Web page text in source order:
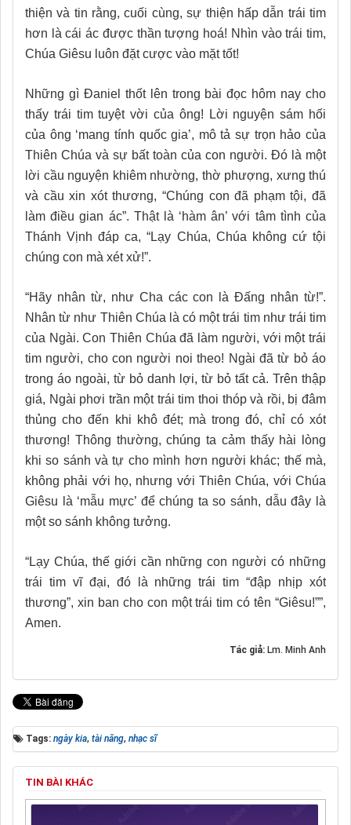
thiện và tin rằng, cuối cùng, sự thiện hấp dẫn trái tim
hơn là cái ác được thần tượng hoá! Nhìn vào trái tim,
Chúa Giêsu luôn đặt cược vào mặt tốt!
Những gì Đaniel thốt lên trong bài đọc hôm nay cho
thấy trái tim tuyệt vời của ông! Lời nguyện sám hối
của ông ‘mang tính quốc gia’, mô tả sự trọn hảo của
Thiên Chúa và sự bất toàn của con người. Đó là một
lời cầu nguyện khiêm nhường, thờ phượng, xưng thú
và cầu xin xót thương, “Chúng con đã phạm tội, đã
làm điều gian ác”. Thật là ‘hàm ân’ với tâm tình của
Thánh Vịnh đáp ca, “Lạy Chúa, Chúa không cứ tội
chúng con mà xét xử!”.
“Hãy nhân từ, như Cha các con là Ðấng nhân từ!”.
Nhân từ như Thiên Chúa là có một trái tim như trái tim
của Ngài. Con Thiên Chúa đã làm người, với một trái
tim người, cho con người noi theo! Ngài đã từ bỏ áo
trong áo ngoài, từ bỏ danh lợi, từ bỏ tất cả. Trên thập
giá, Ngài phơi trần một trái tim thoi thóp và rồi, bị đâm
thủng cho đến khi khô đét; mà trong đó, chỉ có xót
thương! Thông thường, chúng ta cảm thấy hài lòng
khi so sánh và tự cho mình hơn người khác; thế mà,
không phải với họ, nhưng với Thiên Chúa, với Chúa
Giêsu là ‘mẫu mực’ để chúng ta so sánh, dẫu đây là
một so sánh không tưởng.
“Lạy Chúa, thế giới cần những con người có những
trái tim vĩ đại, đó là những trái tim “đập nhịp xót
thương”, xin ban cho con một trái tim có tên “Giêsu!””,
Amen.
Tác giả: Lm. Minh Anh
Tags: ngày kia, tài năng, nhạc sĩ
TIN BÀI KHÁC